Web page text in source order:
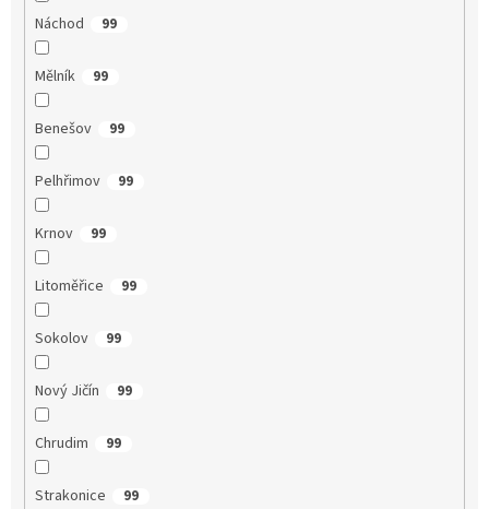
Náchod 99
Mělník 99
Benešov 99
Pelhřimov 99
Krnov 99
Litoměřice 99
Sokolov 99
Nový Jičín 99
Chrudim 99
Strakonice 99